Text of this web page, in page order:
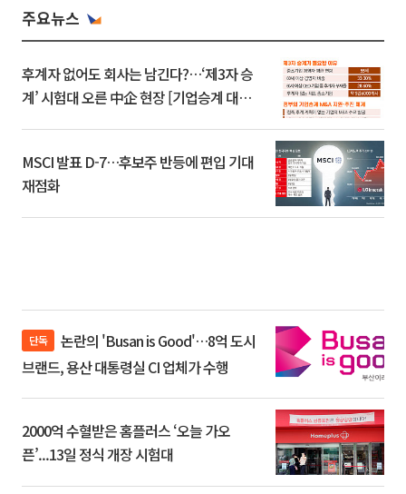
주요뉴스
후계자 없어도 회사는 남긴다?…‘제3자 승
계’ 시험대 오른 中企 현장 [기업승계 대전
MSCI 발표 D-7…후보주 반등에 편입 기대
재점화
단독
브랜드, 용산 대통령실 CI 업체가 수행
2000억 수혈받은 홈플러스 ‘오늘 가오
픈’...13일 정식 개장 시험대